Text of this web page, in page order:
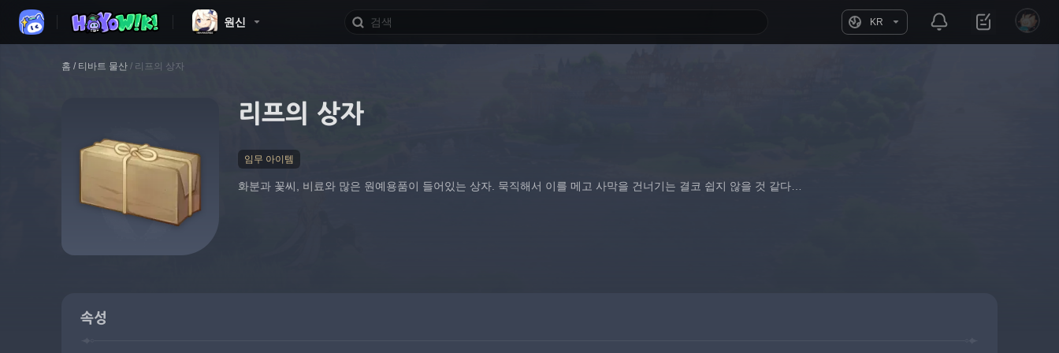
원신 KR
홈 / 티바트 물산 / 리프의 상자
리프의 상자
임무 아이템
화분과 꽃씨, 비료와 많은 원예용품이 들어있는 상자. 묵직해서 이를 메고 사막을 건너기는 결코 쉽지 않을 것 같다…
속성